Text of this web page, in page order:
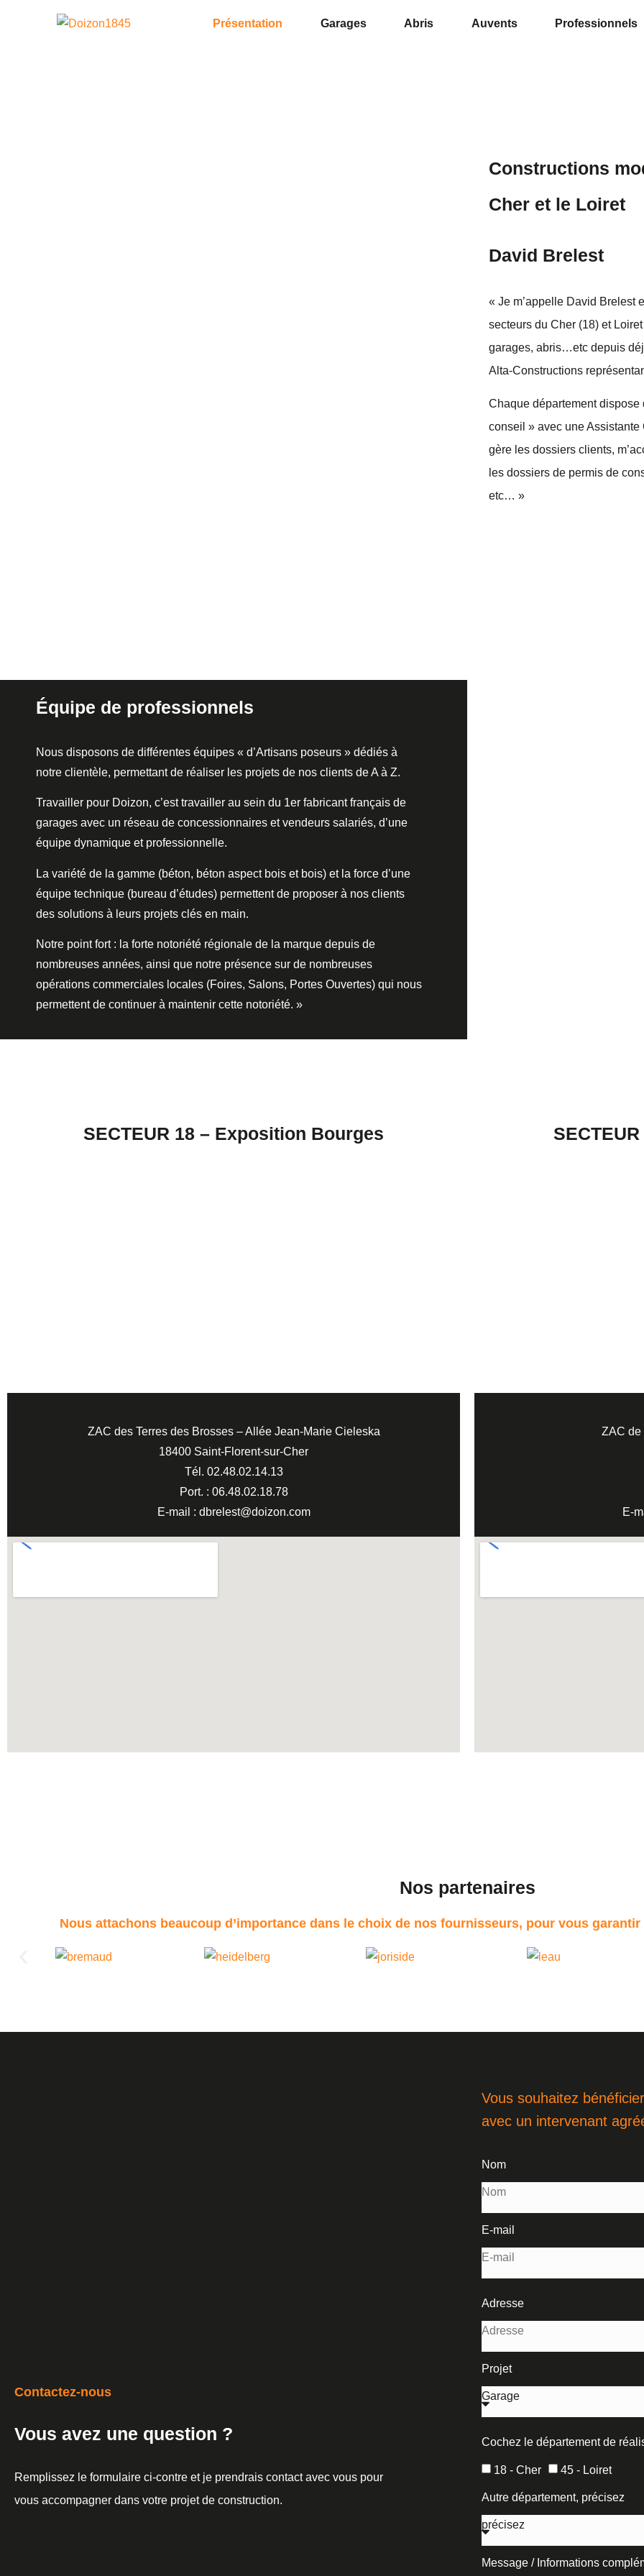
Présentation Garages Abris Auvents Professionnels
Constructions
Cher et le Loiret
David Brelest
« Je m’appelle David Brelest
secteurs du Cher (18) et
garages, abris…etc depuis
Alta-Constructions
Chaque département dispose
conseil » avec une
gère les dossiers clients,
les dossiers de permis de
etc… »
Équipe de professionnels
Nous disposons de différentes équipes « d’Artisans poseurs » dédiés à
notre clientèle, permettant de réaliser les projets de nos clients de A à Z.
Travailler pour Doizon, c’est travailler au sein du 1er fabricant français de
garages avec un réseau de concessionnaires et vendeurs salariés, d’une
équipe dynamique et professionnelle.
La variété de la gamme (béton, béton aspect bois et bois) et la force d’une
équipe technique (bureau d’études) permettent de proposer à nos clients
des solutions à leurs projets clés en main.
Notre point fort : la forte notoriété régionale de la marque depuis de
nombreuses années, ainsi que notre présence sur de nombreuses
opérations commerciales locales (Foires, Salons, Portes Ouvertes) qui nous
permettent de continuer à maintenir cette notoriété. »
SECTEUR 18 – Exposition Bourges
ZAC des Terres des Brosses – Allée Jean-Marie Cieleska
18400 Saint-Florent-sur-Cher
Tél. 02.48.02.14.13
Port. : 06.48.02.18.78
E-mail : dbrelest@doizon.com
ZAC de
E-
Nos partenaires
Nous attachons beaucoup d’importance dans le choix de nos fournisseurs, pour vous
Contactez-nous
Vous avez une question ?
Remplissez le formulaire ci-contre et je prendrais contact avec vous pour
vous accompagner dans votre projet de construction.
Vous souhaitez
avec un intervenant
Nom
E-mail
Adresse
Projet
Cochez le département de
18 - Cher 45 - Loiret
Autre département, précisez
Message / Informations